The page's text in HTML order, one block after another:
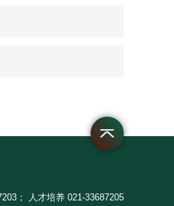
； 人才培养 021-33687205